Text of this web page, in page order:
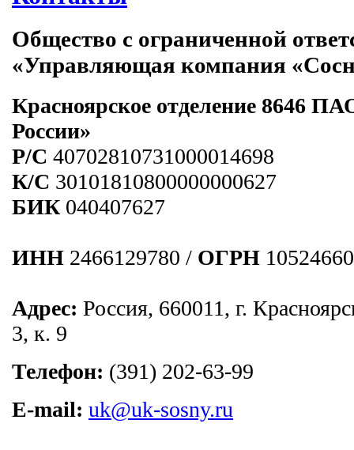
Общество с ограниченной
«Управляющая компания
Красноярское отделение 8646
России»
Р/C 40702810731000014698
К/С 30101810800000000627
БИК 040407627
ИНН 2466129780 / ОГРН
Адрес: Россия, 660011, г.
3, к. 9
Телефон: (391) 202-63-99
E-mail: uk@uk-sosny.ru